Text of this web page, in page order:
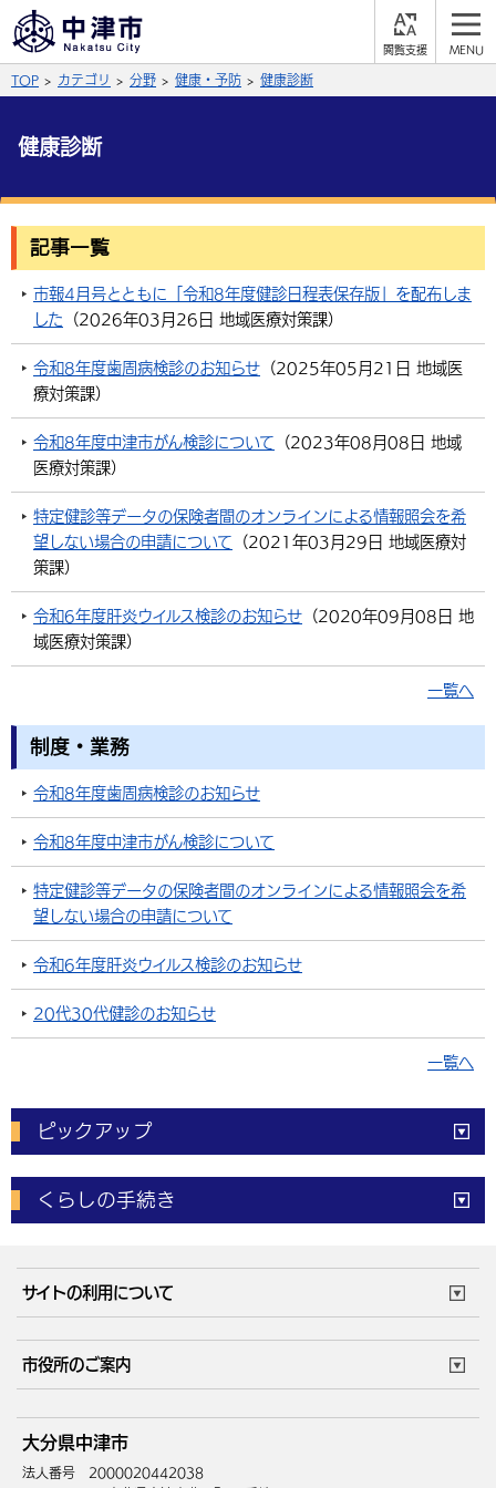
やさしい日本語
ふりがなをつける
黒 青 白
文字の大きさ
言語を選択
中国語（繁体字） 韓国語（한국어）
Facebook X (Twitter) YouTube
サイト内検索
総合メニュー
届出・登録・証明 保険・年金
税金
環境・衛生 生涯学習・スポーツ・人権
選挙
事業者の方へ
農林水産業
都市整備
子育て・教育
施設情報
手当・助成 健康・医療
相談・支援・情報
観光・移住
観光なび スポットを探す
遊ぶ・体験する
買う・おみやげ 四季のイベント・祭り
移住・定住
市政情報
中津市について
地方創生・地域活性化 広報・広聴
行政・計画
TOP カテゴリ 分野 健康・予防 健康診断
健康診断
記事一覧
市報4月号とともに「令和8年度健診日程表保存版」を配布しま
した （2026年03月26日 地域医療対策課）
令和8年度歯周病検診のお知らせ （2025年05月21日 地域医
療対策課）
令和8年度中津市がん検診について （2023年08月08日 地域
医療対策課）
特定健診等データの保険者間のオンラインによる情報照会を希
望しない場合の申請について （2021年03月29日 地域医療対
策課）
令和6年度肝炎ウイルス検診のお知らせ （2020年09月08日 地
域医療対策課）
一覧へ
制度・業務
令和8年度歯周病検診のお知らせ
令和8年度中津市がん検診について
特定健診等データの保険者間のオンラインによる情報照会を希
望しない場合の申請について
令和6年度肝炎ウイルス検診のお知らせ
20代30代健診のお知らせ
一覧へ
ピックアップ
電子申請 窓口の混雑状況
体育施設予約状況 ご意見・ご要望
くらしの手続き
成人・仕事
住まい・引越 ごみ・環境
健康・医療 障がい・福祉
高齢・介護
サイトの利用について
サイトマップ
市役所のご案内
庁舎地図 組織案内
中津市へのアクセス
大分県中津市
法人番号 2000020442038